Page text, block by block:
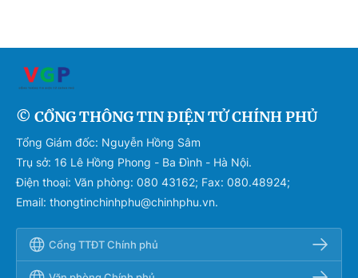
© CỔNG THÔNG TIN ĐIỆN TỬ CHÍNH PHỦ
Tổng Giám đốc: Nguyễn Hồng Sâm
Trụ sở: 16 Lê Hồng Phong - Ba Đình - Hà Nội.
Điện thoại: Văn phòng: 080 43162; Fax: 080.48924;
Email: thongtinchinhphu@chinhphu.vn.
Cổng TTĐT Chính phủ